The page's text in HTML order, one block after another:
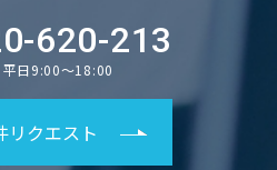
620-213
平日9:00～18:00
リクエスト